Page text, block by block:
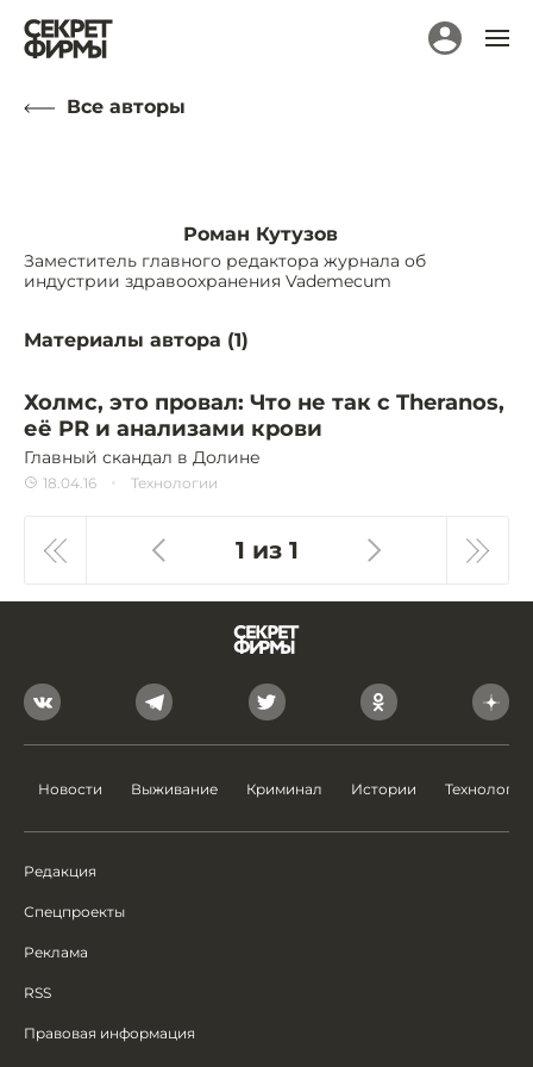
Все авторы
Роман Кутузов
Заместитель главного редактора журнала об
индустрии здравоохранения Vademecum
Материалы автора (1)
Холмс, это провал: Что не так с Theranos,
её PR и анализами крови
Главный скандал в Долине
18.04.16 Технологии
1 из 1
Новости Выживание Криминал Истории Технологии
Редакция
Спецпроекты
Реклама
RSS
Правовая информация